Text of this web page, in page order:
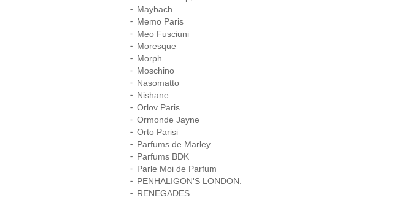
Maybach
Memo Paris
Meo Fusciuni
Moresque
Morph
Moschino
Nasomatto
Nishane
Orlov Paris
Ormonde Jayne
Orto Parisi
Parfums de Marley
Parfums BDK
Parle Moi de Parfum
PENHALIGON'S LONDON.
RENEGADES